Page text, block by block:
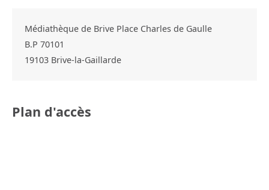
Médiathèque de Brive Place Charles de Gaulle
B.P 70101
19103 Brive-la-Gaillarde
Plan d'accès